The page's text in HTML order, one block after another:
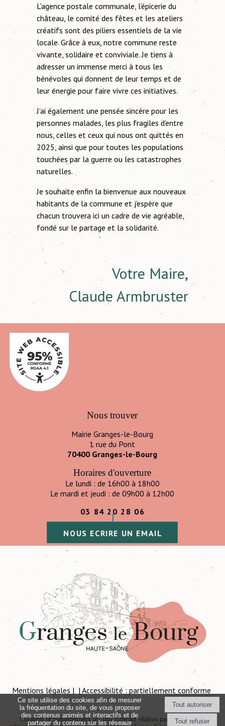
L’agence postale communale, l’épicerie du
château, le comité des fêtes et les ateliers
créatifs sont des piliers essentiels de la vie
locale. Grâce à eux, notre commune reste
vivante, solidaire et conviviale. Je tiens à
adresser un immense merci à tous les
bénévoles qui donnent de leur temps et de
leur énergie pour faire vivre ces initiatives.
J’ai également une pensée sincère pour les
personnes malades, les plus fragiles d’entre
nous, celles et ceux qui nous ont quittés en
2025, ainsi que pour toutes les populations
touchées par la guerre ou les catastrophes
naturelles.
Je souhaite enfin la bienvenue aux nouveaux
habitants de la commune et j’espère que
chacun trouvera ici un cadre de vie agréable,
fondé sur le partage et la solidarité.
Votre Maire,
Claude Armbruster
Nous trouver
Mairie Granges-le-Bourg
1 rue du Pont
70400 Granges-le-Bourg
Horaires d'ouverture
Le lundi : de 16h00 à 18h00
Le mardi et jeudi : de 09h00 à 12h00
03 84 20 28 06
NOUS ECRIRE UN EMAIL
Mentions légales | Accessibilité : partiellement conforme
Création et hébergement du site Internet réalisé par Net15 -Site
Ce site utilise des cookies afin de mesurer
la fréquentation du site, de vous proposer
des contenus animés et interactifs et de
partager du contenu sur les réseaux